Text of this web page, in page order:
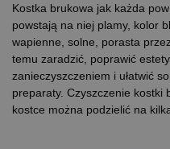
Kostka brukowa jak każda
powstają na niej plamy, kolor
wapienne, solne, porasta
temu zaradzić, poprawić
zanieczyszczeniem i ułatwić
preparaty. Czyszczenie kostki
kostce można podzielić na